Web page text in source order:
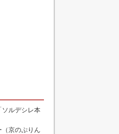
ソルデシレ本
京のぷりん